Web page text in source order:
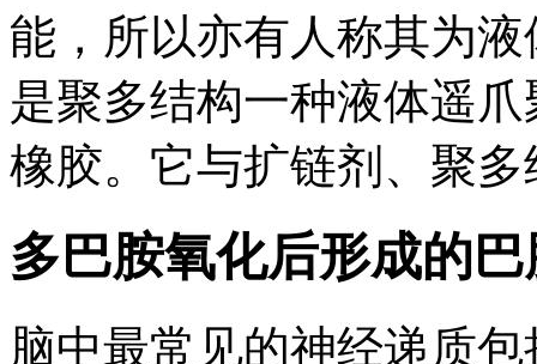
能，所以亦有人称其为
是聚多结构一种液体遥
橡胶。它与扩链剂、聚
多巴胺氧化后形成的
脑中最常见的神经递质